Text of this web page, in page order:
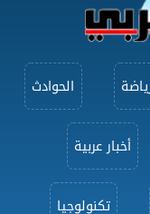
الحوادث
أخبار عربية
تكنولوجيا